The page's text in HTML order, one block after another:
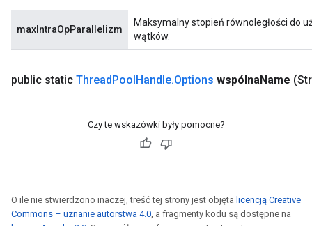
maxIntraOpParallelizm
Maksymalny stopień równoległości do
wątków.
public static ThreadPoolHandle.Options wspólnaName
Czy te wskazówki były pomocne?
O ile nie stwierdzono inaczej, treść tej strony jest objęta licencją Creative
Commons – uznanie autorstwa 4.0, a fragmenty kodu są dostępne na